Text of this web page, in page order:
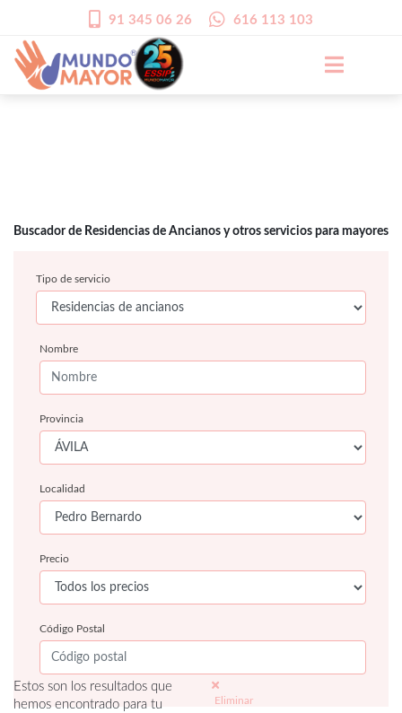
91 345 06 26 616 113 103
Buscador de Residencias de Ancianos y otros servicios para mayores
Tipo de servicio
Nombre
Provincia
Localidad
Precio
Código Postal
Estos son los resultados que
hemos encontrado para tu
Eliminar